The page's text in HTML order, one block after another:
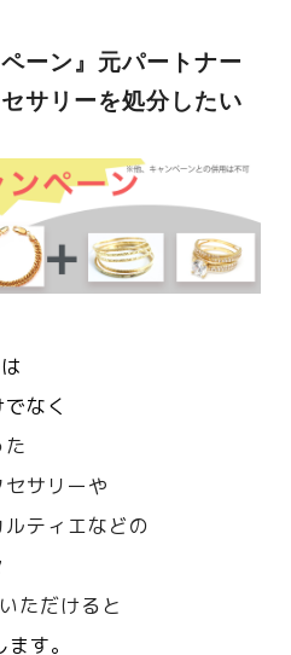
ーン』元パートナー
サリーを処分したい
なく
サリーや
ティエなどの
ただけると
す。